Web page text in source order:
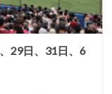
29日、31日、6